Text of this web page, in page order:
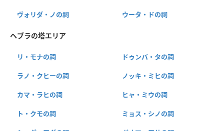
ヴォリダ・ノの祠 ウータ・ドの祠
ヘブラの塔エリア
リ・モナの祠 ドゥンバ・タの祠
ラノ・クヒーの祠 ノッキ・ミヒの祠
カマ・ラヒの祠 ヒャ・ミウの祠
ト・クモの祠 ミョス・シノの祠